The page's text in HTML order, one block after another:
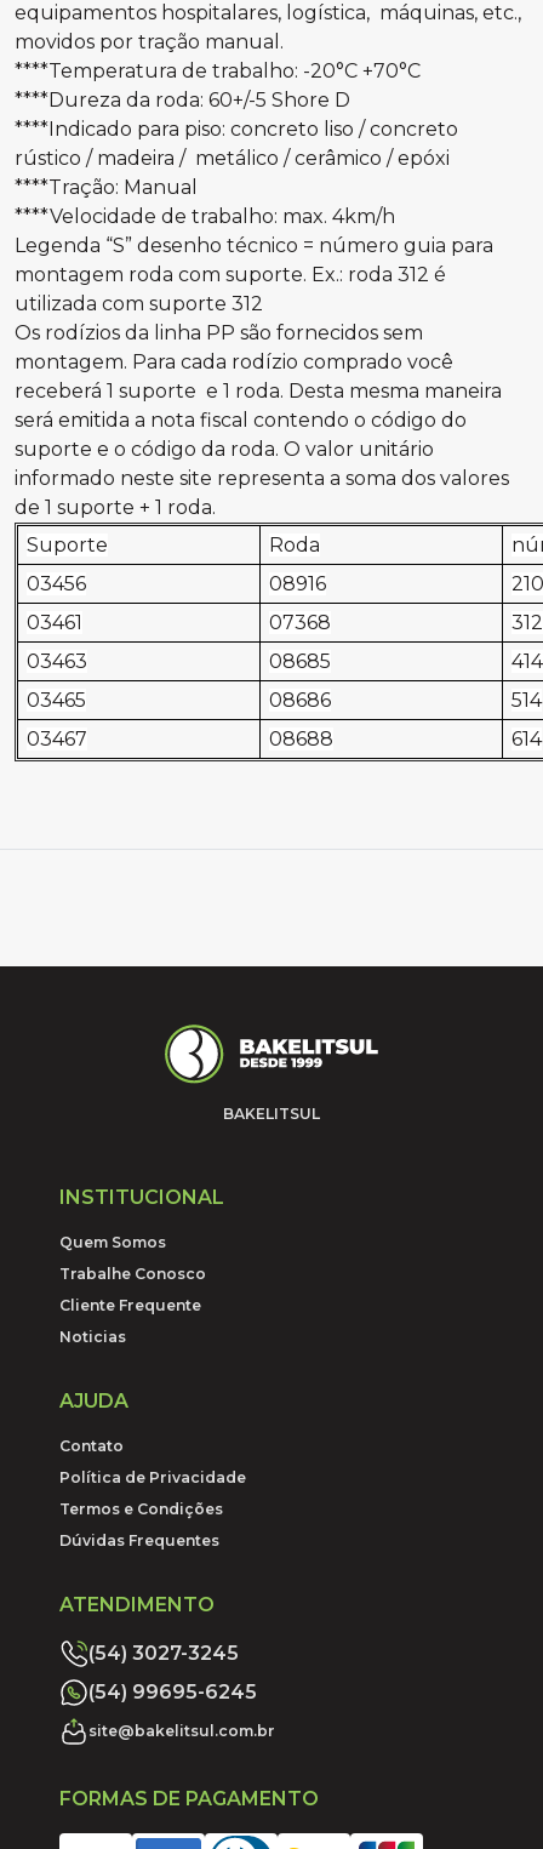
equipamentos hospitalares, logística, máquinas, etc.,
movidos por tração manual.
****Temperatura de trabalho: -20°C +70°C
****Dureza da roda: 60+/-5 Shore D
****Indicado para piso: concreto liso / concreto
rústico / madeira / metálico / cerâmico / epóxi
****Tração: Manual
****Velocidade de trabalho: max. 4km/h
Legenda “S” desenho técnico = número guia para
montagem roda com suporte. Ex.: roda 312 é
utilizada com suporte 312
Os rodízios da linha PP são fornecidos sem
montagem. Para cada rodízio comprado você
receberá 1 suporte e 1 roda. Desta mesma maneira
será emitida a nota fiscal contendo o código do
suporte e o código da roda. O valor unitário
informado neste site representa a soma dos valores
de 1 suporte + 1 roda.
Suporte
Roda
03456
08916
210
03461
07368
312
03463
08685
414
03465
08686
514
03467
08688 614
BAKELITSUL
INSTITUCIONAL
Quem Somos
Trabalhe Conosco
Cliente Frequente
Noticias
AJUDA
Contato
Política de Privacidade
Termos e Condições
Dúvidas Frequentes
ATENDIMENTO
(54) 3027-3245
(54) 99695-6245
site@bakelitsul.com.br
FORMAS DE PAGAMENTO